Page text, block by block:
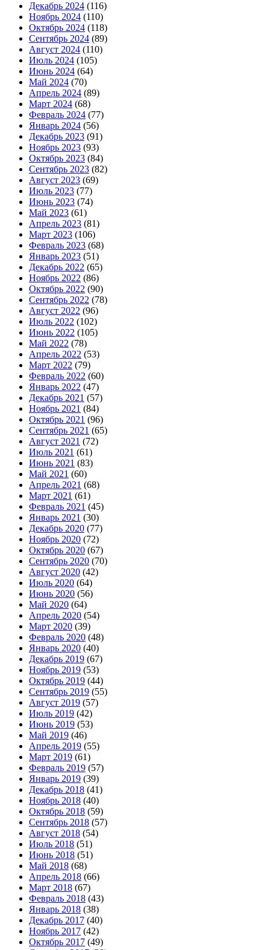
Декабрь 2024 (116)
Ноябрь 2024 (110)
Октябрь 2024 (118)
Сентябрь 2024 (89)
Август 2024 (110)
Июль 2024 (105)
Июнь 2024 (64)
Май 2024 (70)
Апрель 2024 (89)
Март 2024 (68)
Февраль 2024 (77)
Январь 2024 (56)
Декабрь 2023 (91)
Ноябрь 2023 (93)
Октябрь 2023 (84)
Сентябрь 2023 (82)
Август 2023 (69)
Июль 2023 (77)
Июнь 2023 (74)
Май 2023 (61)
Апрель 2023 (81)
Март 2023 (106)
Февраль 2023 (68)
Январь 2023 (51)
Декабрь 2022 (65)
Ноябрь 2022 (86)
Октябрь 2022 (90)
Сентябрь 2022 (78)
Август 2022 (96)
Июль 2022 (102)
Июнь 2022 (105)
Май 2022 (78)
Апрель 2022 (53)
Март 2022 (79)
Февраль 2022 (60)
Январь 2022 (47)
Декабрь 2021 (57)
Ноябрь 2021 (84)
Октябрь 2021 (96)
Сентябрь 2021 (65)
Август 2021 (72)
Июль 2021 (61)
Июнь 2021 (83)
Май 2021 (60)
Апрель 2021 (68)
Март 2021 (61)
Февраль 2021 (45)
Январь 2021 (30)
Декабрь 2020 (77)
Ноябрь 2020 (72)
Октябрь 2020 (67)
Сентябрь 2020 (70)
Август 2020 (42)
Июль 2020 (64)
Июнь 2020 (56)
Май 2020 (64)
Апрель 2020 (54)
Март 2020 (39)
Февраль 2020 (48)
Январь 2020 (40)
Декабрь 2019 (67)
Ноябрь 2019 (53)
Октябрь 2019 (44)
Сентябрь 2019 (55)
Август 2019 (57)
Июль 2019 (42)
Июнь 2019 (53)
Май 2019 (46)
Апрель 2019 (55)
Март 2019 (61)
Февраль 2019 (57)
Январь 2019 (39)
Декабрь 2018 (41)
Ноябрь 2018 (40)
Октябрь 2018 (59)
Сентябрь 2018 (57)
Август 2018 (54)
Июль 2018 (51)
Июнь 2018 (51)
Май 2018 (68)
Апрель 2018 (66)
Март 2018 (67)
Февраль 2018 (43)
Январь 2018 (38)
Декабрь 2017 (40)
Ноябрь 2017 (42)
Октябрь 2017 (49)